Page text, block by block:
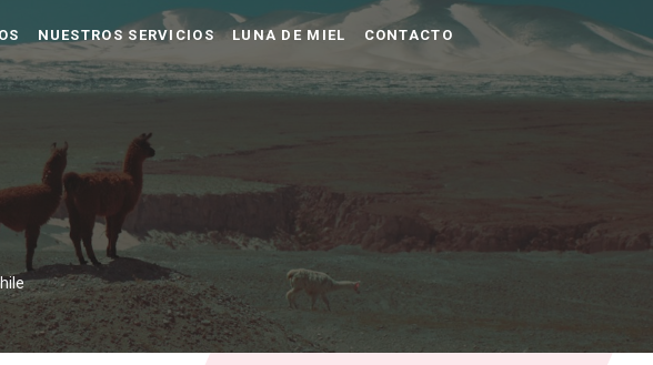
NUESTROS SERVICIOS LUNA DE MIEL CONTACTO